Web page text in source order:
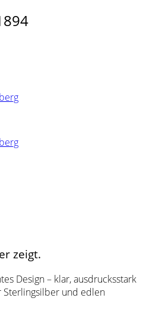
zeigt.
Design – klar, ausdrucksstark
Sterlingsilber und edlen